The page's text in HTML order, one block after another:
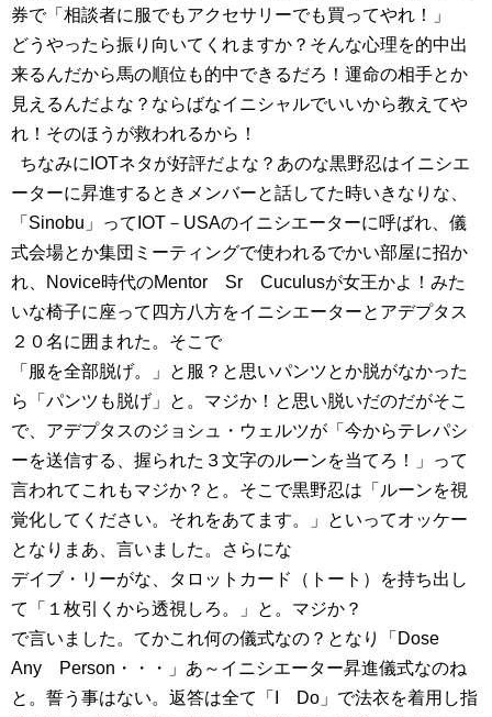
券で「相談者に服でもアクセサリーでも買ってやれ！」
どうやったら振り向いてくれますか？そんな心理を的中出
来るんだから馬の順位も的中できるだろ！運命の相手とか
見えるんだよな？ならばなイニシャルでいいから教えてや
れ！そのほうが救われるから！
ちなみにIOTネタが好評だよな？あのな黒野忍はイニシエ
ーターに昇進するときメンバーと話してた時いきなりな、
「Sinobu」ってIOT－USAのイニシエーターに呼ばれ、儀
式会場とか集団ミーティングで使われるでかい部屋に招か
れ、Novice時代のMentor Sr Cuculusが女王かよ！みた
いな椅子に座って四方八方をイニシエーターとアデプタス
２０名に囲まれた。そこで
「服を全部脱げ。」と服？と思いパンツとか脱がなかった
ら「パンツも脱げ」と。マジか！と思い脱いだのだがそこ
で、アデプタスのジョシュ・ウェルツが「今からテレパシ
ーを送信する、握られた３文字のルーンを当てろ！」って
言われてこれもマジか？と。そこで黒野忍は「ルーンを視
覚化してください。それをあてます。」といってオッケー
となりまあ、言いました。さらにな
デイブ・リーがな、タロットカード（トート）を持ち出し
て「１枚引くから透視しろ。」と。マジか？
で言いました。てかこれ何の儀式なの？となり「Dose
Any Person・・・」あ～イニシエーター昇進儀式なのね
と。誓う事はない。返答は全て「I Do」で法衣を着用し指